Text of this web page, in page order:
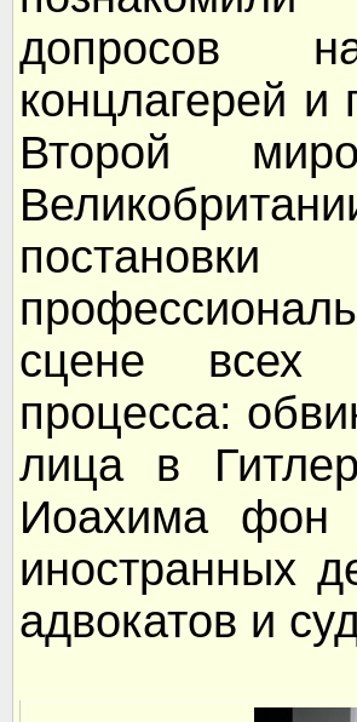
допросов
концлагерей и
Второй
постановки
сцене всех
процесса:
лица в
Иоахима фон
иностранных
адвокатов и